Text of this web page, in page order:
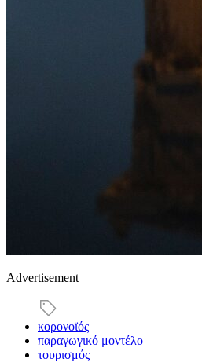
Advertisement
κορονοϊός
παραγωγικό μοντέλο
τουρισμός